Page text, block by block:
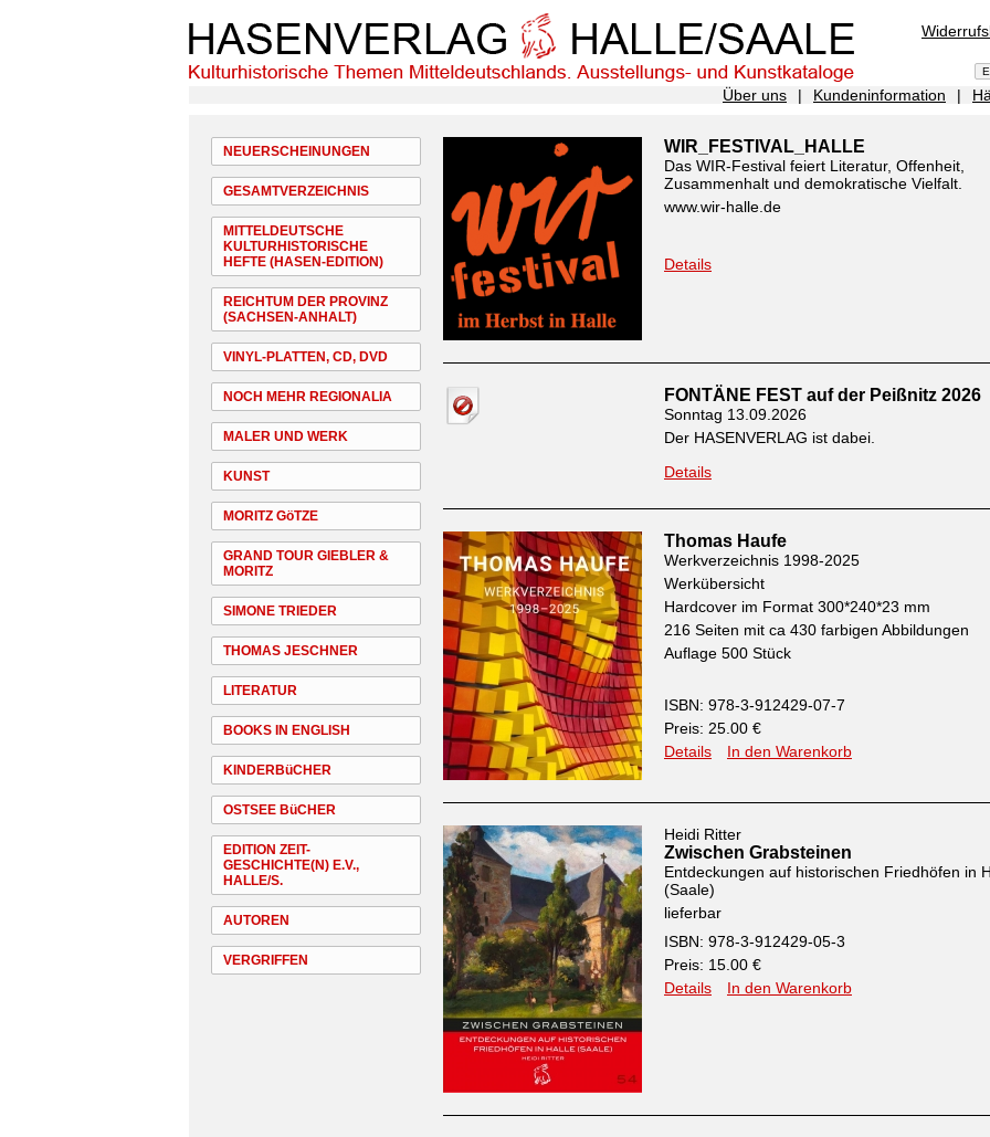
Über uns | Kundeninformation |
NEUERSCHEINUNGEN
GESAMTVERZEICHNIS
MITTELDEUTSCHE
KULTURHISTORISCHE
HEFTE (HASEN-EDITION)
REICHTUM DER PROVINZ
(SACHSEN-ANHALT)
VINYL-PLATTEN, CD, DVD
NOCH MEHR REGIONALIA
MALER UND WERK
KUNST
MORITZ GöTZE
GRAND TOUR GIEBLER &
MORITZ
SIMONE TRIEDER
THOMAS JESCHNER
LITERATUR
BOOKS IN ENGLISH
KINDERBüCHER
OSTSEE BüCHER
EDITION ZEIT-
GESCHICHTE(N) E.V.,
HALLE/S.
AUTOREN
VERGRIFFEN
WIR_FESTIVAL_HALLE
Das WIR-Festival feiert Literatur, Offenheit,
Zusammenhalt und demokratische Vielfalt.
www.wir-halle.de
Details
FONTÄNE FEST auf der Peißnitz 2026
Sonntag 13.09.2026
Der HASENVERLAG ist dabei.
Details
Thomas Haufe
Werkverzeichnis 1998-2025
Werkübersicht
Hardcover im Format 300*240*23 mm
216 Seiten mit ca 430 farbigen Abbildungen
Auflage 500 Stück
ISBN: 978-3-912429-07-7
Preis: 25.00 €
Details
In den Warenkorb
Heidi Ritter
Zwischen Grabsteinen
Entdeckungen auf historischen Friedhöfen in
(Saale)
lieferbar
ISBN: 978-3-912429-05-3
Preis: 15.00 €
Details
In den Warenkorb